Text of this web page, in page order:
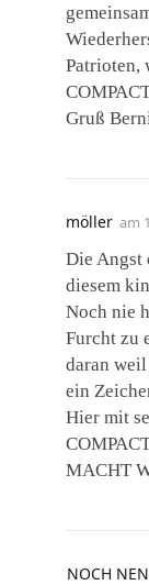
Patrioten,
Gruß
möller am
Die Angst
diesem
Noch nie
Furcht zu
daran
ein
Hier mit
MACHT
NOCH